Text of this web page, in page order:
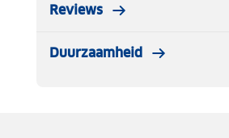
Reviews
Duurzaamheid